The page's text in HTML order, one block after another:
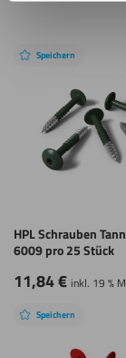
Speichern
HPL Schrauben
6009 pro 25 Stück
11,84€ inkl. 19 %
Speichern